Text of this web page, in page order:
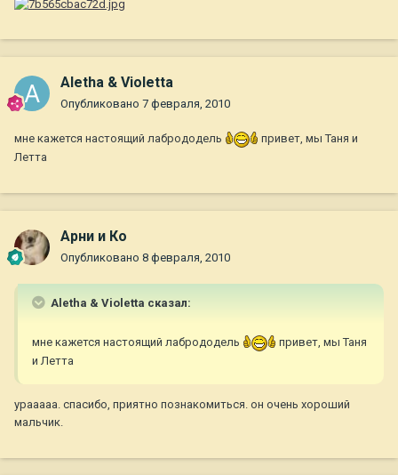
Aletha & Violetta
Опубликовано 7 февраля, 2010
мне кажется настоящий лабрододель
привет, мы Таня и
Летта
Арни и Ко
Опубликовано 8 февраля, 2010
Aletha & Violetta сказал:
мне кажется настоящий лабрододель
привет, мы Таня
и Летта
урааааа. спасибо, приятно познакомиться. он очень хороший
мальчик.